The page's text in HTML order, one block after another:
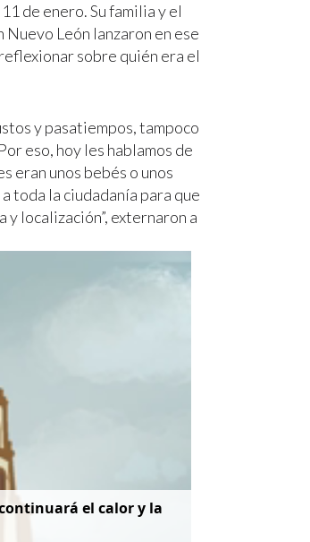
de enero. Su familia y el
León lanzaron en ese
sobre quién era el
y pasatiempos, tampoco
eso, hoy les hablamos de
eran unos bebés o unos
toda la ciudadanía para que
y localización”, externaron a
el calor y la